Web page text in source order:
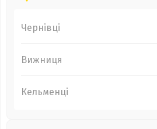
Чернівці
Вижниця
Кельменці